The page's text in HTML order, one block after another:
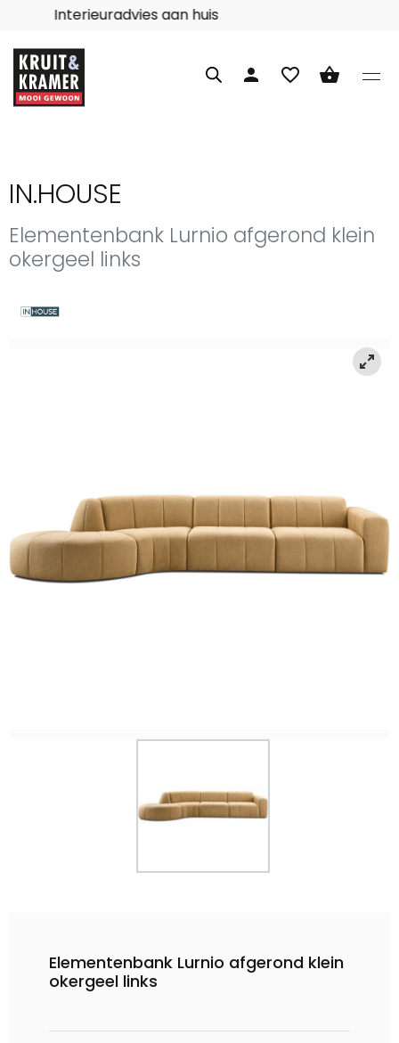
Interieuradvies aan huis
person favorite_border shopping_basket
IN.HOUSE
Elementenbank Lurnio afgerond klein
okergeel links
Elementenbank Lurnio afgerond klein
okergeel links